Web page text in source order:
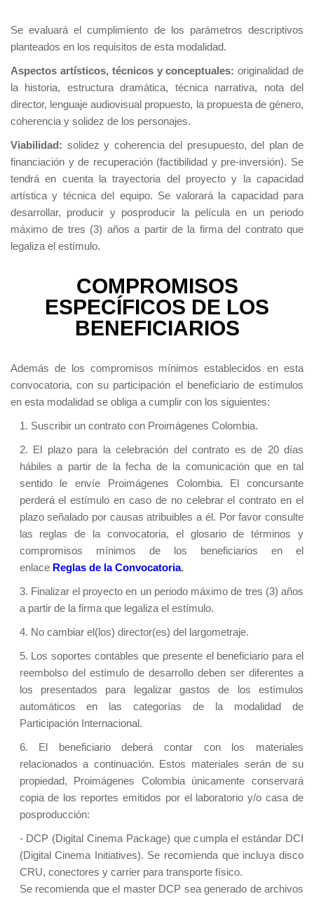
Se evaluará el cumplimiento de los parámetros descriptivos
planteados en los requisitos de esta modalidad.
Aspectos artísticos, técnicos y conceptuales: originalidad de
la historia, estructura dramática, técnica narrativa, nota del
director, lenguaje audiovisual propuesto, la propuesta de género,
coherencia y solidez de los personajes.
Viabilidad: solidez y coherencia del presupuesto, del plan de
financiación y de recuperación (factibilidad y pre-inversión). Se
tendrá en cuenta la trayectoria del proyecto y la capacidad
artística y técnica del equipo. Se valorará la capacidad para
desarrollar, producir y posproducir la película en un periodo
máximo de tres (3) años a partir de la firma del contrato que
legaliza el estímulo.
COMPROMISOS
ESPECÍFICOS DE LOS
BENEFICIARIOS
Además de los compromisos mínimos establecidos en esta
convocatoria, con su participación el beneficiario de estímulos
en esta modalidad se obliga a cumplir con los siguientes:
1. Suscribir un contrato con Proimágenes Colombia.
2. El plazo para la celebración del contrato es de 20 días
hábiles a partir de la fecha de la comunicación que en tal
sentido le envíe Proimágenes Colombia. El concursante
perderá el estímulo en caso de no celebrar el contrato en el
plazo señalado por causas atribuibles a él. Por favor consulte
las reglas de la convocatoria, el glosario de términos y
compromisos mínimos de los beneficiarios en el
enlace Reglas de la Convocatoria.
3. Finalizar el proyecto en un periodo máximo de tres (3) años
a partir de la firma que legaliza el estímulo.
4. No cambiar el(los) director(es) del largometraje.
5. Los soportes contables que presente el beneficiario para el
reembolso del estímulo de desarrollo deben ser diferentes a
los presentados para legalizar gastos de los estímulos
automáticos en las categorías de la modalidad de
Participación Internacional.
6. El beneficiario deberá contar con los materiales
relacionados a continuación. Estos materiales serán de su
propiedad, Proimágenes Colombia únicamente conservará
copia de los reportes emitidos por el laboratorio y/o casa de
posproducción:
- DCP (Digital Cinema Package) que cumpla el estándar DCI
(Digital Cinema Initiatives). Se recomienda que incluya disco
CRU, conectores y carrier para transporte físico.
Se recomienda que el master DCP sea generado de archivos